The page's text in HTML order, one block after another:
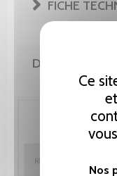
Ce
Nos
FICHE
DE MÊME